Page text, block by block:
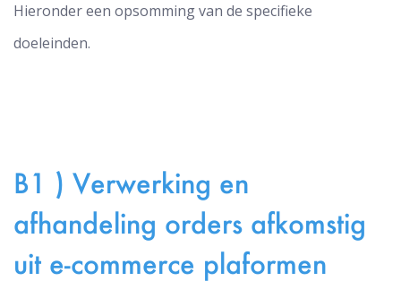
Hieronder een opsomming van de specifieke
doeleinden.
B1 ) Verwerking en
afhandeling orders afkomstig
uit e-commerce plaformen